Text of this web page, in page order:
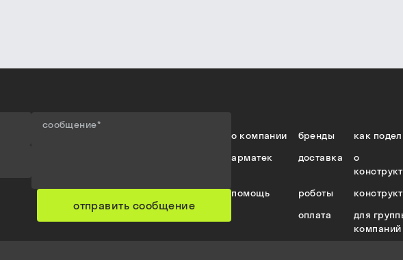
сообщение*
отправить сообщение
как
бренды
о компании
о
доставка
арматек
роботы
помощь
для
компаний
оплата